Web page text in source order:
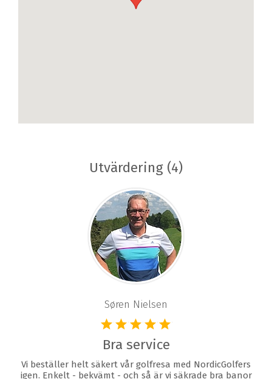
Utvärdering (4)
Søren Nielsen
Bra service
Vi beställer helt säkert vår golfresa med NordicGolfers
igen. Enkelt - bekvämt - och så är vi säkrade bra banor